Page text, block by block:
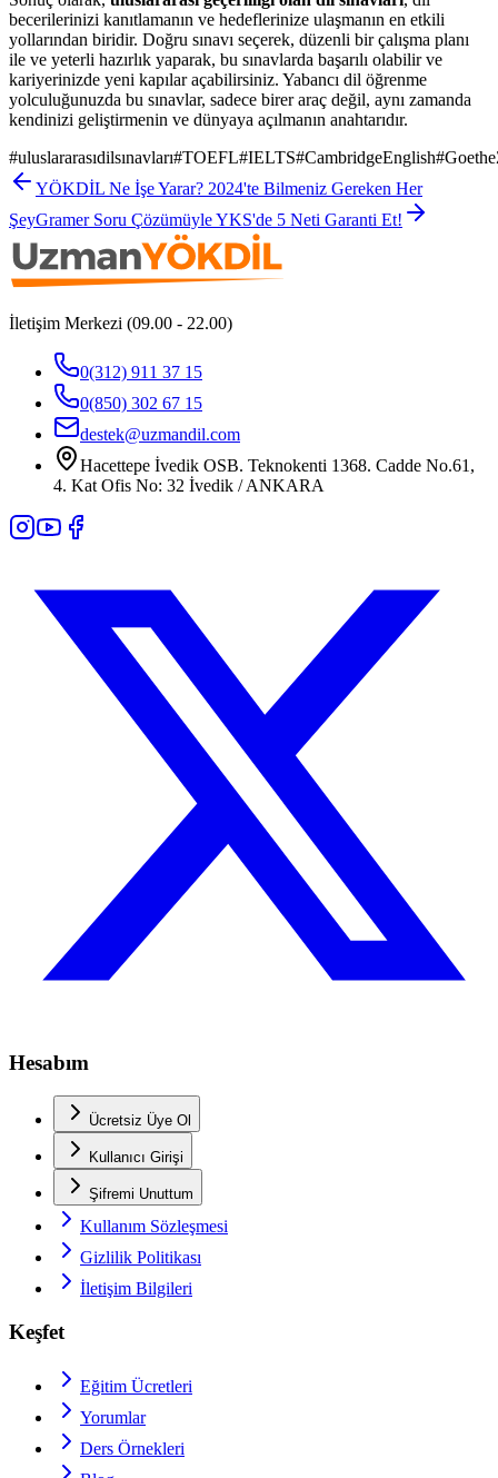
becerilerinizi kanıtlamanın ve hedeflerinize ulaşmanın en etkili
yollarından biridir. Doğru sınavı seçerek, düzenli bir çalışma planı
ile ve yeterli hazırlık yaparak, bu sınavlarda başarılı olabilir ve
kariyerinizde yeni kapılar açabilirsiniz. Yabancı dil öğrenme
yolculuğunuzda bu sınavlar, sadece birer araç değil, aynı zamanda
kendinizi geliştirmenin ve dünyaya açılmanın anahtarıdır.
#uluslararasıdilsınavları#TOEFL#IELTS#CambridgeEnglish#
YÖKDİL Ne İşe Yarar? 2024'te Bilmeniz Gereken Her
ŞeyGramer Soru Çözümüyle YKS'de 5 Neti Garanti Et!
İletişim Merkezi (09.00 - 22.00)
0(312) 911 37 15
0(850) 302 67 15
destek@uzmandil.com
Hacettepe İvedik OSB. Teknokenti 1368. Cadde No.61,
4. Kat Ofis No: 32 İvedik / ANKARA
Hesabım
Ücretsiz Üye Ol
Kullanıcı Girişi
Şifremi Unuttum
Kullanım Sözleşmesi
Gizlilik Politikası
İletişim Bilgileri
Keşfet
Eğitim Ücretleri
Yorumlar
Ders Örnekleri